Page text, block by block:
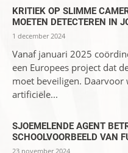
KRITIEK OP SLIMME
MOETEN DETECTEREN IN
1 december 2024
Vanaf januari 2025
een Europees project dat
moet beveiligen. Daarvoor
artificiële...
SJOEMELENDE AGENT
SCHOOLVOORBEELD VAN
23 november 2024